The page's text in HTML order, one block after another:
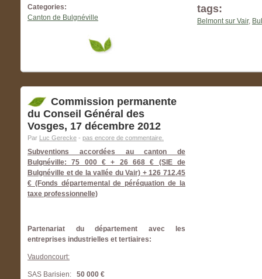
Categories:
Canton de Bulgnéville
tags:
Belmont sur Vair,
Commission permanente
du Conseil Général des
Vosges, 17 décembre 2012
Par Luc Gerecke - pas encore de commentaire.
Subventions accordées au canton de
Bulgnéville: 75 000 € + 26 668 € (SIE de
Bulgnéville et de la vallée du Vair) + 126 712.45
€ (Fonds départemental de péréquation de la
taxe professionnelle)
Partenariat du département avec les
entreprises industrielles et tertiaires:
Vaudoncourt:
SAS Barisien: 50 000 €